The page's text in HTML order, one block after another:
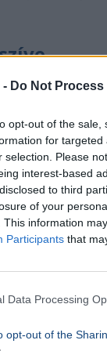
- Do Not
opt-out of the
for
selection. Please
interest-based
to third
of your
This information
Participants that
Data Processing
opt-out of the
volt
a NOB
teljesítése
rengeteg év
a
maguk a